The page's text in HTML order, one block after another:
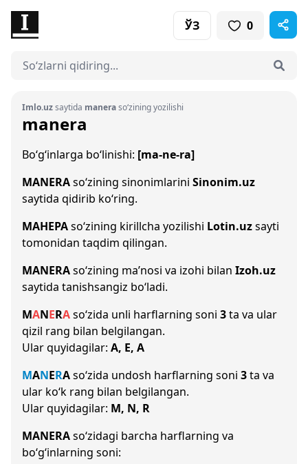
ЎЗ 0
Imlo.uzsaytida maneraso‘zining yozilishi
manera
Bo‘g‘inlarga bo‘linishi: [ma-ne-ra]
MANERAso‘zining sinonimlarini Sinonim.uz
saytida qidirib ko‘ring.
МАНЕРАso‘zining kirillcha yozilishi Lotin.uzsayti
tomonidan taqdim qilingan.
MANERAso‘zining ma’nosi va izohi bilan Izoh.uz
saytida tanishsangiz bo‘ladi.
MANERAso‘zida unli harflarning soni 3ta va ular
qizil rang bilan belgilangan.
Ular quyidagilar: A, E, A
MANERAso‘zida undosh harflarning soni 3ta va
ular ko‘k rang bilan belgilangan.
Ular quyidagilar: M, N, R
MANERAso‘zidagi barcha harflarning va
bo‘g‘inlarning soni: